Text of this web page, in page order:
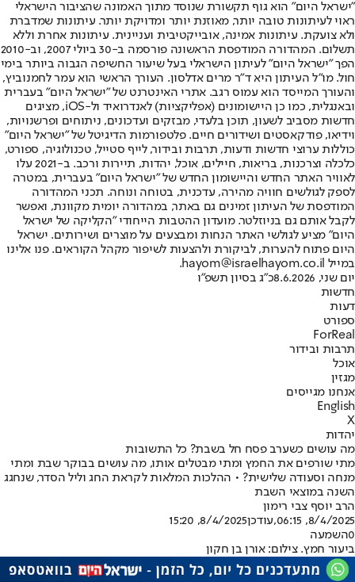
"ישראל היום" הוא גוף תקשורת שנוסד מתוך האמונה שהציבור הישראלי
ראוי לעיתונות טובה יותר, מאוזנת יותר ומדויקת יותר. עיתונות שמדברת
ולא צועקת. עיתונות אמינה, אובייקטיבית ועניינית. עיתונות אחרת וללא
תשלום. המהדורה המודפסת הראשונה פורסמה ב-30 ביולי 2007, וב-2010
הפך "ישראל היום" לעיתון הישראלי בעל שיעור החשיפה הגבוה ביותר בימי
חול. מו"ל העיתון היא ד"ר מרים אדלסון. העורך הראשי הוא עמר לחמנוביץ,
והעורך המייסד הוא עמוס רגב. אתרי האינטרנט של "ישראל היום" בעברית
ובאנגלית, כמו כן היישומונים (אפליקציות) לאנדרואיד ול-iOS, מציגים
חדשות מסביב לשעון, תוכן בלעדי, מבזקים ועדכונים, ניתוחים ופרשנויות,
וידיאו, פודקאסטים ושידורים חיים. פלטפורמות הדיגיטל של "ישראל היום"
כוללות ערוצי חדשות ודעות, תרבות ובידור, לייף סטייל, טכנולוגיה, ספורט,
כלכלה וצרכנות, בריאות, חיילים, אוכל, יהדות, תיירות ורכב. ב-2021 עלו
לאוויר האתר החדש והיישומון החדש של "ישראל היום" בעברית, במטרה
לספק לגולשים חוויה מהירה, עדכנית, בטוחה ונוחה. תכני המהדורה
המודפסת של העיתון זמינים גם באתר, במהדורה יומית מקוונת, ואפשר
לקבל אותם גם בניוזלטר. מועדון ההטבות הייחודי "הקליקה של ישראל
היום" מציע לגולשי האתר הנחות ומבצעים על מוצרים ושירותים. ישראל
היום פתוח להערות, לביקורת ולהצעות לשיפור מקהל הקוראים. פנו אלינו
במייל hayom@israelhayom.co.il.
יום שני, 8.6.2026
כ"ג בסיון תשפ"ו
חדשות
דעות
ספורט
ForReal
תרבות ובידור
אוכל
מגזין
אנחנו מגייסים
English
X
יהדות
מה עושים כשערב פסח חל בשבת? כל התשובות
מתי שורפים את החמץ ומתי מבטלים אותו, מה עושים בבוקר שבת ומתי
מנחה וסעודה שלישית? • ההלכות המלאות לקראת החג וליל הסדר, שנחגג
השנה במוצאי השבת
הרב יוסף צבי רימון
8/4/2025, 06:15
,עודכן8/4/2025, 15:20
0השמעה
ביעור חמץ. צילום: אורן בן חקון